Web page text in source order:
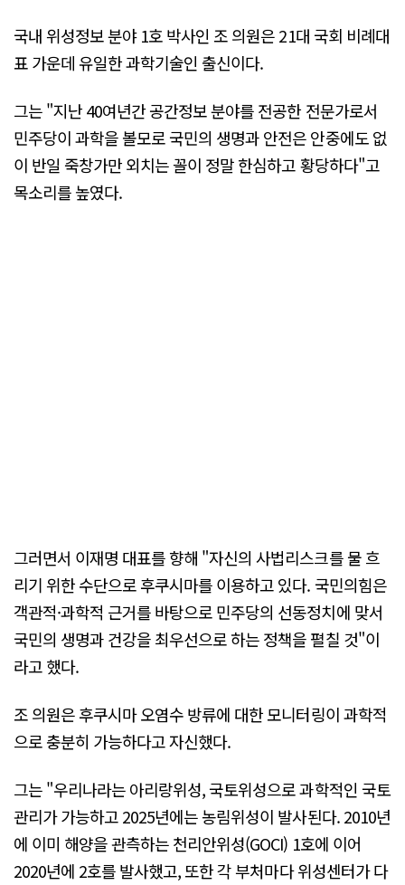
국내 위성정보 분야 1호 박사인 조 의원은 21대 국회 비례대
표 가운데 유일한 과학기술인 출신이다.
그는 "지난 40여년간 공간정보 분야를 전공한 전문가로서
민주당이 과학을 볼모로 국민의 생명과 안전은 안중에도 없
이 반일 죽창가만 외치는 꼴이 정말 한심하고 황당하다"고
목소리를 높였다.
그러면서 이재명 대표를 향해 "자신의 사법리스크를 물 흐
리기 위한 수단으로 후쿠시마를 이용하고 있다. 국민의힘은
객관적·과학적 근거를 바탕으로 민주당의 선동정치에 맞서
국민의 생명과 건강을 최우선으로 하는 정책을 펼칠 것"이
라고 했다.
조 의원은 후쿠시마 오염수 방류에 대한 모니터링이 과학적
으로 충분히 가능하다고 자신했다.
그는 "우리나라는 아리랑위성, 국토위성으로 과학적인 국토
관리가 가능하고 2025년에는 농림위성이 발사된다. 2010년
에 이미 해양을 관측하는 천리안위성(GOCI) 1호에 이어
2020년에 2호를 발사했고, 또한 각 부처마다 위성센터가 다